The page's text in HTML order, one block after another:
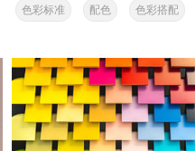
色彩标准
配色
色彩搭配